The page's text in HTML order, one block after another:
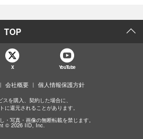
TOP
X YouTube
会社概要 個人情報保護方針
を購入、契約した場合に、
に還元されることがあります。
・写真・画像の無断転載を禁じます。
© 2026 IID, Inc.